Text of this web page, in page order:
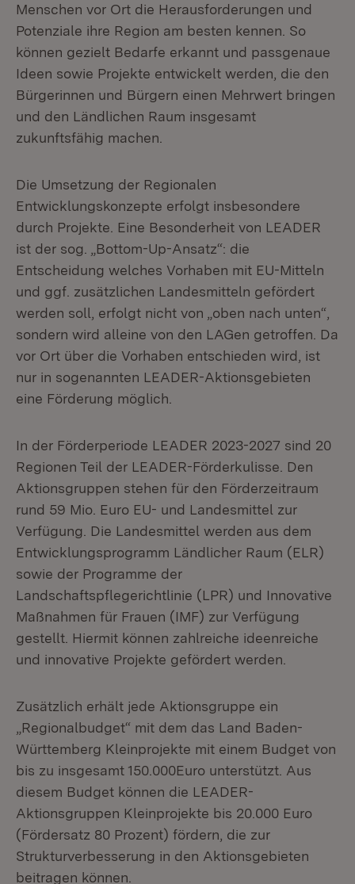
Menschen vor Ort die Herausforderungen und
Potenziale ihre Region am besten kennen. So
können gezielt Bedarfe erkannt und passgenaue
Ideen sowie Projekte entwickelt werden, die den
Bürgerinnen und Bürgern einen Mehrwert bringen
und den Ländlichen Raum insgesamt
zukunftsfähig machen.
Die Umsetzung der Regionalen
Entwicklungskonzepte erfolgt insbesondere
durch Projekte. Eine Besonderheit von LEADER
ist der sog. „Bottom-Up-Ansatz“: die
Entscheidung welches Vorhaben mit EU-Mitteln
und ggf. zusätzlichen Landesmitteln gefördert
werden soll, erfolgt nicht von „oben nach unten“,
sondern wird alleine von den LAGen getroffen. Da
vor Ort über die Vorhaben entschieden wird, ist
nur in sogenannten LEADER-Aktionsgebieten
eine Förderung möglich.
In der Förderperiode LEADER 2023-2027 sind 20
Regionen Teil der LEADER-Förderkulisse. Den
Aktionsgruppen stehen für den Förderzeitraum
rund 59 Mio. Euro EU- und Landesmittel zur
Verfügung. Die Landesmittel werden aus dem
Entwicklungsprogramm Ländlicher Raum (ELR)
sowie der Programme der
Landschaftspflegerichtlinie (LPR) und Innovative
Maßnahmen für Frauen (IMF) zur Verfügung
gestellt. Hiermit können zahlreiche ideenreiche
und innovative Projekte gefördert werden.
Zusätzlich erhält jede Aktionsgruppe ein
„Regionalbudget“ mit dem das Land Baden-
Württemberg Kleinprojekte mit einem Budget von
bis zu insgesamt 150.000Euro unterstützt. Aus
diesem Budget können die LEADER-
Aktionsgruppen Kleinprojekte bis 20.000 Euro
(Fördersatz 80 Prozent) fördern, die zur
Strukturverbesserung in den Aktionsgebieten
beitragen können.